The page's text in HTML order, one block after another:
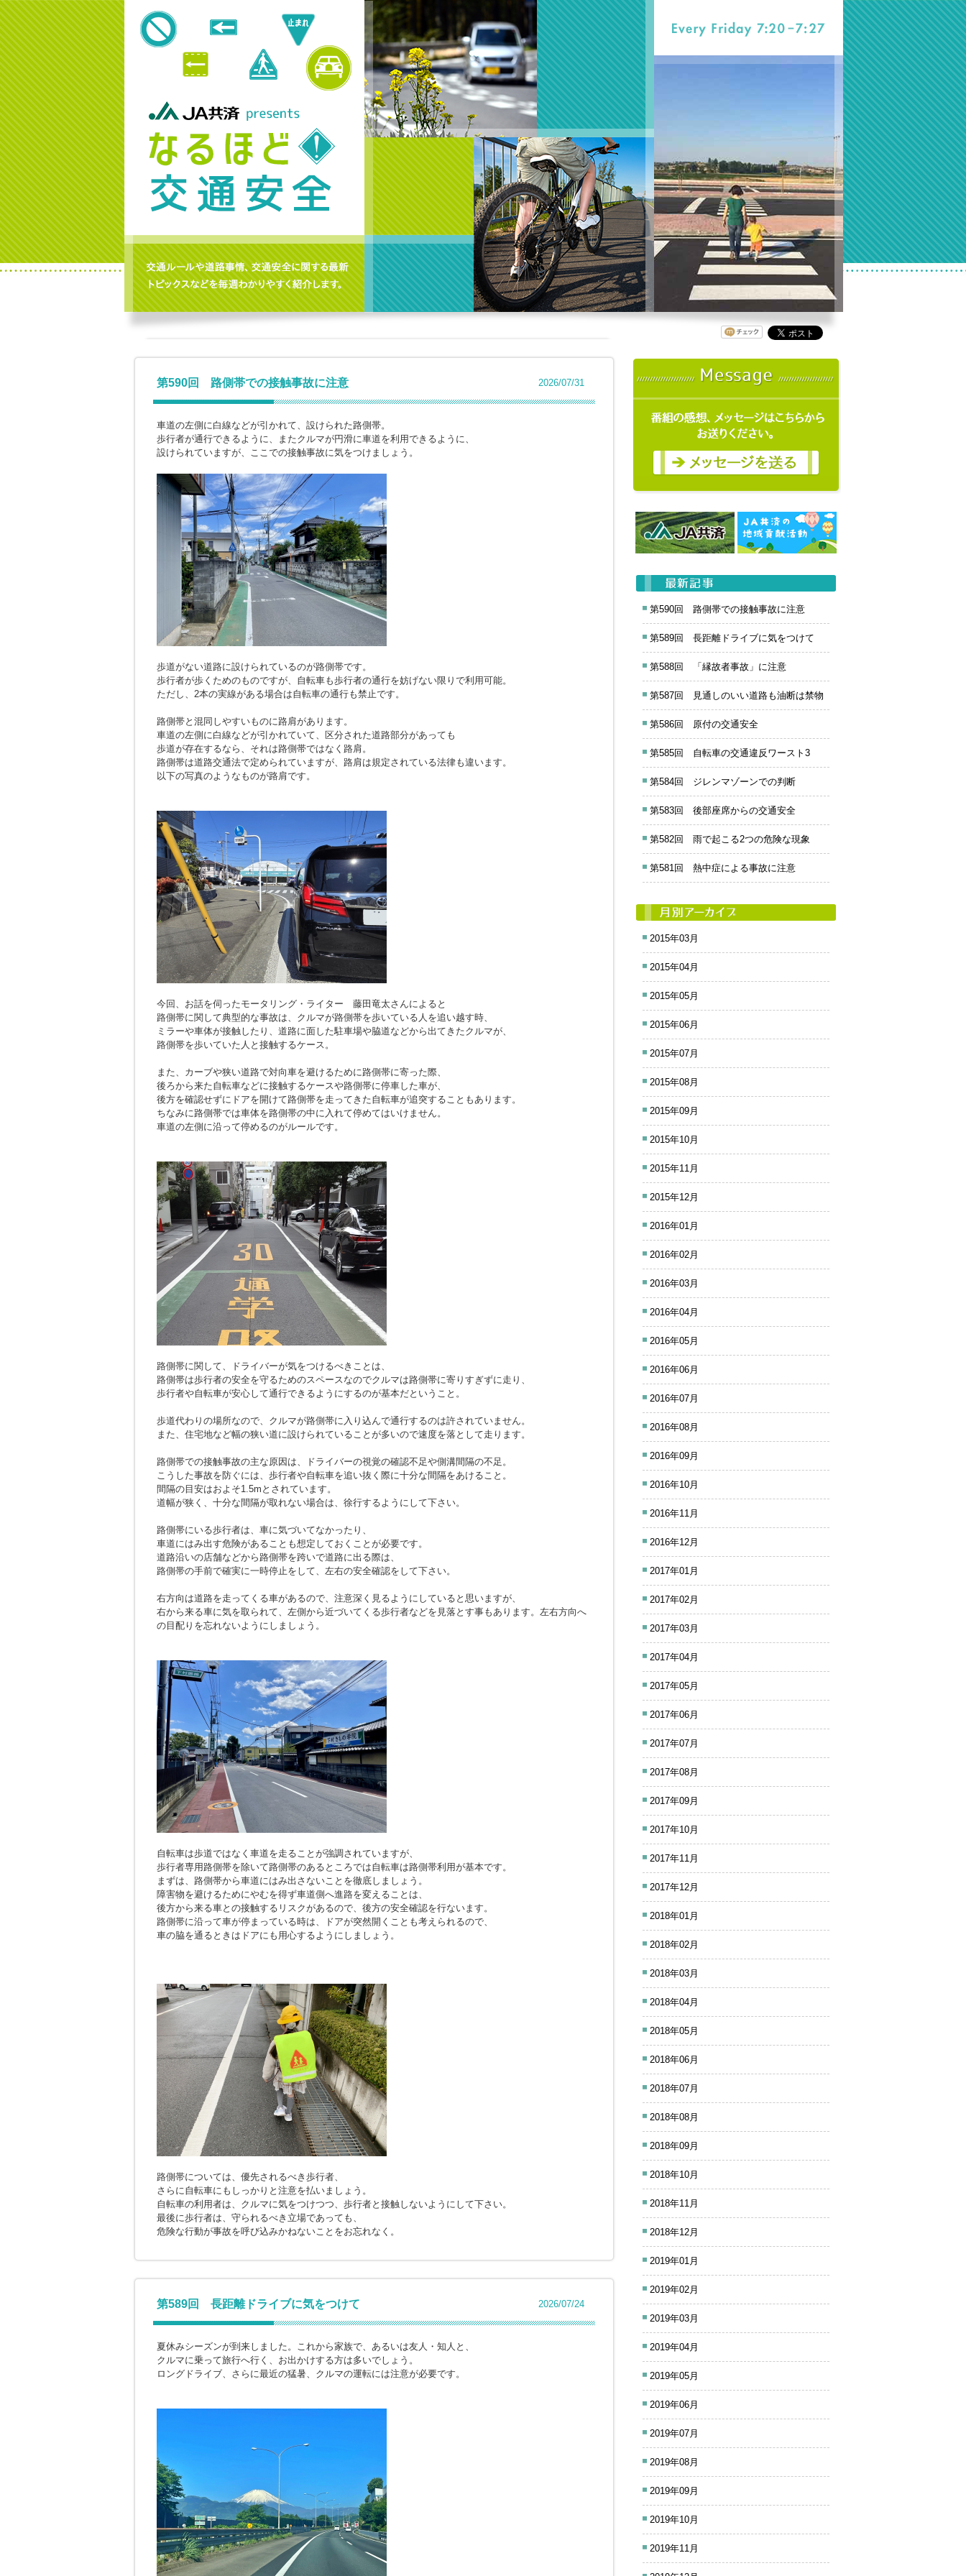
第590回 路側帯での接触事故に注意 2026/07/31
車道の左側に白線などが引かれて、設けられた路側帯。
歩行者が通行できるように、またクルマが円滑に車道を利用できるように、
設けられていますが、ここでの接触事故に気をつけましょう。
歩道がない道路に設けられているのが路側帯です。
歩行者が歩くためのものですが、自転車も歩行者の通行を妨げない限りで利用可能。
ただし、2本の実線がある場合は自転車の通行も禁止です。
路側帯と混同しやすいものに路肩があります。
車道の左側に白線などが引かれていて、区分された道路部分があっても
歩道が存在するなら、それは路側帯ではなく路肩。
路側帯は道路交通法で定められていますが、路肩は規定されている法律も違います。
以下の写真のようなものが路肩です。
今回、お話を伺ったモータリング・ライター 藤田竜太さんによると
路側帯に関して典型的な事故は、クルマが路側帯を歩いている人を追い越す時、
ミラーや車体が接触したり、道路に面した駐車場や脇道などから出てきたクルマが、
路側帯を歩いていた人と接触するケース。
また、カーブや狭い道路で対向車を避けるために路側帯に寄った際、
後ろから来た自転車などに接触するケースや路側帯に停車した車が、
後方を確認せずにドアを開けて路側帯を走ってきた自転車が追突することもあります。
ちなみに路側帯では車体を路側帯の中に入れて停めてはいけません。
車道の左側に沿って停めるのがルールです。
路側帯に関して、ドライバーが気をつけるべきことは、
路側帯は歩行者の安全を守るためのスペースなのでクルマは路側帯に寄りすぎずに走り、
歩行者や自転車が安心して通行できるようにするのが基本だということ。
歩道代わりの場所なので、クルマが路側帯に入り込んで通行するのは許されていません。
また、住宅地など幅の狭い道に設けられていることが多いので速度を落として走ります。
路側帯での接触事故の主な原因は、ドライバーの視覚の確認不足や側溝間隔の不足。
こうした事故を防ぐには、歩行者や自転車を追い抜く際に十分な間隔をあけること。
間隔の目安はおよそ1.5mとされています。
道幅が狭く、十分な間隔が取れない場合は、徐行するようにして下さい。
路側帯にいる歩行者は、車に気づいてなかったり、
車道にはみ出す危険があることも想定しておくことが必要です。
道路沿いの店舗などから路側帯を跨いで道路に出る際は、
路側帯の手前で確実に一時停止をして、左右の安全確認をして下さい。
右方向は道路を走ってくる車があるので、注意深く見るようにしていると思いますが、
右から来る車に気を取られて、左側から近づいてくる歩行者などを見落とす事もあります。左右方向へ
の目配りを忘れないようにしましょう。
自転車は歩道ではなく車道を走ることが強調されていますが、
歩行者専用路側帯を除いて路側帯のあるところでは自転車は路側帯利用が基本です。
まずは、路側帯から車道にはみ出さないことを徹底しましょう。
障害物を避けるためにやむを得ず車道側へ進路を変えることは、
後方から来る車との接触するリスクがあるので、後方の安全確認を行ないます。
路側帯に沿って車が停まっている時は、ドアが突然開くことも考えられるので、
車の脇を通るときはドアにも用心するようにしましょう。
路側帯については、優先されるべき歩行者、
さらに自転車にもしっかりと注意を払いましょう。
自転車の利用者は、クルマに気をつけつつ、歩行者と接触しないようにして下さい。
最後に歩行者は、守られるべき立場であっても、
危険な行動が事故を呼び込みかねないことをお忘れなく。
第589回 長距離ドライブに気をつけて 2026/07/24
夏休みシーズンが到来しました。これから家族で、あるいは友人・知人と、
クルマに乗って旅行へ行く、お出かけする方は多いでしょう。
ロングドライブ、さらに最近の猛暑、クルマの運転には注意が必要です。
第590回 路側帯での接触事故に注意
第589回 長距離ドライブに気をつけて
第588回 「縁故者事故」に注意
第587回 見通しのいい道路も油断は禁物
第586回 原付の交通安全
第585回 自転車の交通違反ワースト3
第584回 ジレンマゾーンでの判断
第583回 後部座席からの交通安全
第582回 雨で起こる2つの危険な現象
第581回 熱中症による事故に注意
2015年03月
2015年04月
2015年05月
2015年06月
2015年07月
2015年08月
2015年09月
2015年10月
2015年11月
2015年12月
2016年01月
2016年02月
2016年03月
2016年04月
2016年05月
2016年06月
2016年07月
2016年08月
2016年09月
2016年10月
2016年11月
2016年12月
2017年01月
2017年02月
2017年03月
2017年04月
2017年05月
2017年06月
2017年07月
2017年08月
2017年09月
2017年10月
2017年11月
2017年12月
2018年01月
2018年02月
2018年03月
2018年04月
2018年05月
2018年06月
2018年07月
2018年08月
2018年09月
2018年10月
2018年11月
2018年12月
2019年01月
2019年02月
2019年03月
2019年04月
2019年05月
2019年06月
2019年07月
2019年08月
2019年09月
2019年10月
2019年11月